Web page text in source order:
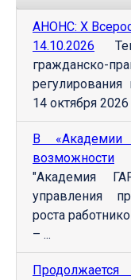
АНОНС: Х
14.10.2026
гражданско-
14 октября
В «Академии
возможности
"Академия
управления
роста
– ...
Продолжается